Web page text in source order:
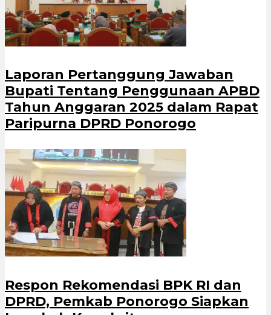
Laporan Pertanggung Jawaban
Bupati Tentang Penggunaan APBD
Tahun Anggaran 2025 dalam Rapat
Paripurna DPRD Ponorogo
Respon Rekomendasi BPK RI dan
DPRD, Pemkab Ponorogo Siapkan